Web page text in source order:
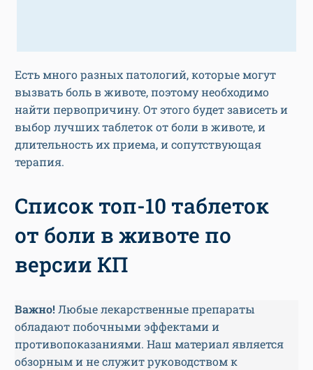
Есть много разных патологий, которые могут
вызвать боль в животе, поэтому необходимо
найти первопричину. От этого будет зависеть и
выбор лучших таблеток от боли в животе, и
длительность их приема, и сопутствующая
терапия.
Список топ-10 таблеток
от боли в животе по
версии КП
Важно! Любые лекарственные препараты
обладают побочными эффектами и
противопоказаниями. Наш материал является
обзорным и не служит руководством к